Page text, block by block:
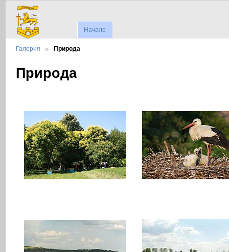
Начало
Галерия Природа
Природа